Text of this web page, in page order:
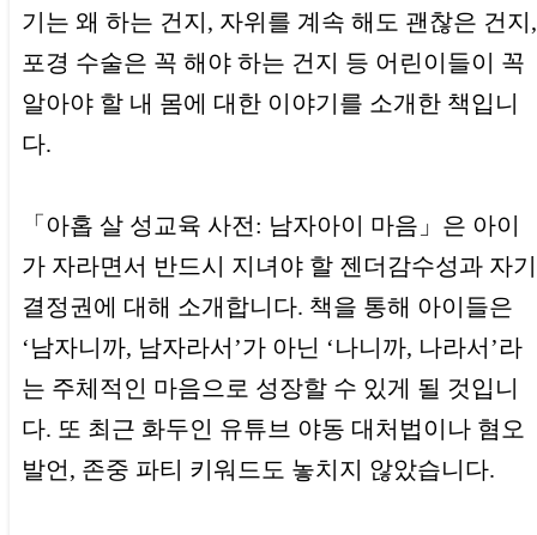
기는 왜 하는 건지, 자위를 계속 해도 괜찮은 건지,
포경 수술은 꼭 해야 하는 건지 등 어린이들이 꼭
알아야 할 내 몸에 대한 이야기를 소개한 책입니
다.
「아홉 살 성교육 사전: 남자아이 마음」은 아이
가 자라면서 반드시 지녀야 할 젠더감수성과 자기
결정권에 대해 소개합니다. 책을 통해 아이들은
‘남자니까, 남자라서’가 아닌 ‘나니까, 나라서’라
는 주체적인 마음으로 성장할 수 있게 될 것입니
다. 또 최근 화두인 유튜브 야동 대처법이나 혐오
발언, 존중 파티 키워드도 놓치지 않았습니다.